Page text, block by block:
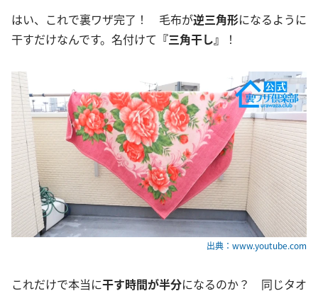
はい、これで裏ワザ完了！ 毛布が逆三角形になるように
干すだけなんです。名付けて 『三角干し』 ！
出典：www.youtube.com
これだけで本当に干す時間が半分になるのか？ 同じタオ